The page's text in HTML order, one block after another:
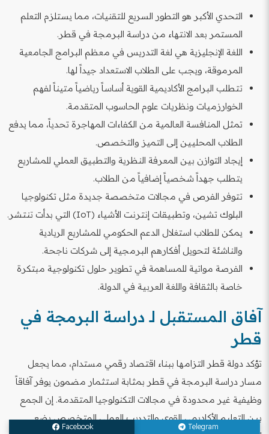
التحدي الأكبر هو التطور السريع للتقنيات، مما يستلزم التعلم
المستمر بعد الانتهاء من دراسة البرمجة في قطر.
اللغة الإنجليزية هي لغة التدريس في معظم البرامج الجامعية
المرموقة، ويجب على الطلاب الاستعداد جيداً لها.
تتطلب البرامج الأكاديمية القوية أساساً رياضياً متيناً لفهم
الخوارزميات ونظريات علوم الحاسوب المتقدمة.
تمثل المنافسة العالمية من الكفاءات المهاجرة تحدياً، مما يدفع
الطلاب المحليين إلى التميز والتخصص.
إيجاد التوازن بين المعرفة النظرية والتطبيق العملي للمشاريع
يتطلب جهداً شخصياً إضافياً من الطلاب.
تتوفر الفرص في مجالات متخصصة جديدة مثل تكنولوجيا
البلوك تشين، وتطبيقات إنترنت الأشياء (IoT) التي بدأت تنتشر.
يمكن للطلاب استغلال الدعم الحكومي للمشاريع الريادية
والناشئة لتحويل أفكارهم البرمجية إلى شركات ناجحة.
الفرصة مواتية للمساهمة في تطوير حلول تكنولوجية مبتكرة
خاصة بالثقافة واللغة العربية في الدولة.
آفاق المستقبل لـ دراسة البرمجة في
قطر
تؤكد دولة قطر التزامها ببناء اقتصاد رقمي مستدام، مما يجعل
مسار دراسة البرمجة في قطر بمثابة استثمار مضمون يوفر آفاقاً
وظيفية غير محدودة في مجالات التكنولوجيا المتقدمة. إن الجمع
بين التعليم الأكاديمي القوي والتدريب العملي المتخصص يضع
Telegram
Facebook